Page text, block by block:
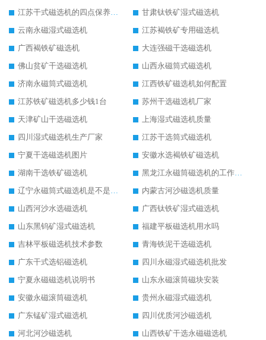
江苏干式磁选机的四点保养秘籍
甘肃钛铁矿湿式磁选机
云南永磁湿式磁选机
江苏褐铁矿专用磁选机
广西褐铁矿磁选机
大连强磁干选磁选机
佛山贫矿干选磁选机
山西永磁筒式磁选机
济南永磁筒式磁选机
江西铁矿磁选机如何配置
江苏铁矿磁选机多少钱1台
苏州干选磁选机厂家
天津矿山干选磁选机
上海湿式磁选机质量
四川湿式磁选机生产厂家
江苏干选筒式磁选机
宁夏干选磁选机图片
安徽水选褐铁矿磁选机
湖南干选铁矿磁选机
黑龙江永磁筒磁选机的工作原理
辽宁永磁筒式磁选机是不是强磁
内蒙古河沙磁选机质量
山西河沙水选磁选机
广西钛铁矿湿式磁选机
山东黑钨矿湿式磁选机
福建平板磁选机用水吗
吉林平板磁选机技术参数
青海铁泥干选磁选机
广东干式选铝磁选机
四川永磁湿式磁选机批发
宁夏永磁磁选机说明书
山东永磁滚筒磁块安装
安徽永磁滚筒磁选机
贵州永磁湿式磁选机
广东锰矿湿式磁选机
四川优质河沙磁选机
河北河沙磁选机
山西铁矿干选永磁磁选机